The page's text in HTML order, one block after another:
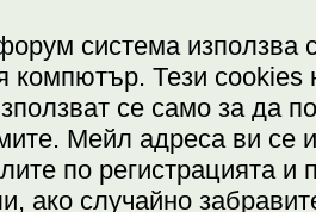
система използва
компютър. Тези cookies
се само за да
Мейл адреса ви се
по регистрацията
ако случайно